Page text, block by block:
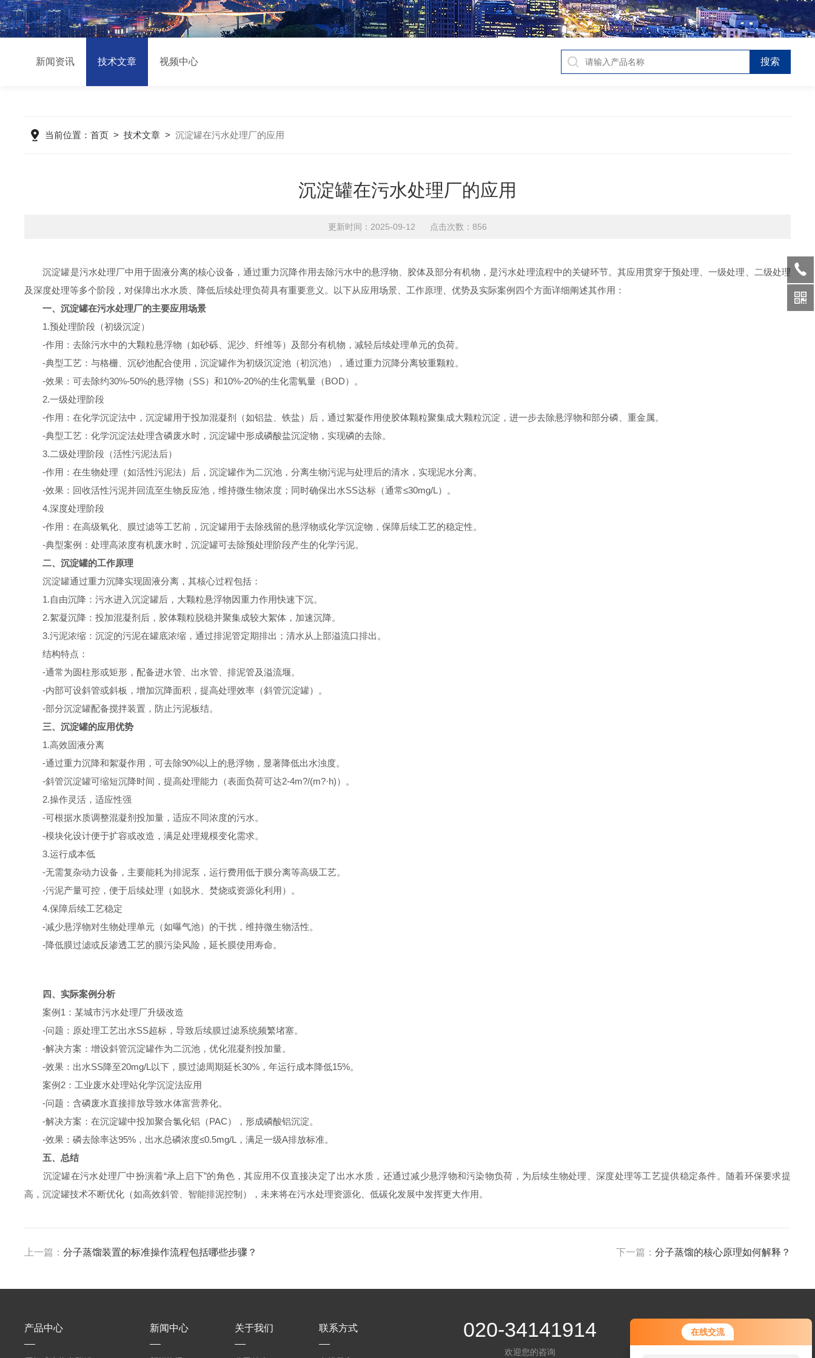
在线交流
您好！欢迎前来咨询，很高兴为您
服务，请问您要咨询什么问题呢？
新闻资讯 技术文章 视频中心
当前位置：首页 >技术文章 >沉淀罐在污水处理厂的应用
沉淀罐在污水处理厂的应用
更新时间：2025-09-12 点击次数：856
沉淀罐是污水处理厂中用于固液分离的核心设备，通过重力沉降作用去除污水中的悬浮物、胶体及部分有机物，是污水处理流程中的关键环节。其应用贯穿于预处理、一级处理、二级处理
及深度处理等多个阶段，对保障出水水质、降低后续处理负荷具有重要意义。以下从应用场景、工作原理、优势及实际案例四个方面详细阐述其作用：
一、沉淀罐在污水处理厂的主要应用场景
1.预处理阶段（初级沉淀）
-作用：去除污水中的大颗粒悬浮物（如砂砾、泥沙、纤维等）及部分有机物，减轻后续处理单元的负荷。
-典型工艺：与格栅、沉砂池配合使用，沉淀罐作为初级沉淀池（初沉池），通过重力沉降分离较重颗粒。
-效果：可去除约30%-50%的悬浮物（SS）和10%-20%的生化需氧量（BOD）。
2.一级处理阶段
-作用：在化学沉淀法中，沉淀罐用于投加混凝剂（如铝盐、铁盐）后，通过絮凝作用使胶体颗粒聚集成大颗粒沉淀，进一步去除悬浮物和部分磷、重金属。
-典型工艺：化学沉淀法处理含磷废水时，沉淀罐中形成磷酸盐沉淀物，实现磷的去除。
3.二级处理阶段（活性污泥法后）
-作用：在生物处理（如活性污泥法）后，沉淀罐作为二沉池，分离生物污泥与处理后的清水，实现泥水分离。
-效果：回收活性污泥并回流至生物反应池，维持微生物浓度；同时确保出水SS达标（通常≤30mg/L）。
4.深度处理阶段
-作用：在高级氧化、膜过滤等工艺前，沉淀罐用于去除残留的悬浮物或化学沉淀物，保障后续工艺的稳定性。
-典型案例：处理高浓度有机废水时，沉淀罐可去除预处理阶段产生的化学污泥。
二、沉淀罐的工作原理
沉淀罐通过重力沉降实现固液分离，其核心过程包括：
1.自由沉降：污水进入沉淀罐后，大颗粒悬浮物因重力作用快速下沉。
2.絮凝沉降：投加混凝剂后，胶体颗粒脱稳并聚集成较大絮体，加速沉降。
3.污泥浓缩：沉淀的污泥在罐底浓缩，通过排泥管定期排出；清水从上部溢流口排出。
结构特点：
-通常为圆柱形或矩形，配备进水管、出水管、排泥管及溢流堰。
-内部可设斜管或斜板，增加沉降面积，提高处理效率（斜管沉淀罐）。
-部分沉淀罐配备搅拌装置，防止污泥板结。
三、沉淀罐的应用优势
1.高效固液分离
-通过重力沉降和絮凝作用，可去除90%以上的悬浮物，显著降低出水浊度。
-斜管沉淀罐可缩短沉降时间，提高处理能力（表面负荷可达2-4m?/(m?·h)）。
2.操作灵活，适应性强
-可根据水质调整混凝剂投加量，适应不同浓度的污水。
-模块化设计便于扩容或改造，满足处理规模变化需求。
3.运行成本低
-无需复杂动力设备，主要能耗为排泥泵，运行费用低于膜分离等高级工艺。
-污泥产量可控，便于后续处理（如脱水、焚烧或资源化利用）。
4.保障后续工艺稳定
-减少悬浮物对生物处理单元（如曝气池）的干扰，维持微生物活性。
-降低膜过滤或反渗透工艺的膜污染风险，延长膜使用寿命。
四、实际案例分析
案例1：某城市污水处理厂升级改造
-问题：原处理工艺出水SS超标，导致后续膜过滤系统频繁堵塞。
-解决方案：增设斜管沉淀罐作为二沉池，优化混凝剂投加量。
-效果：出水SS降至20mg/L以下，膜过滤周期延长30%，年运行成本降低15%。
案例2：工业废水处理站化学沉淀法应用
-问题：含磷废水直接排放导致水体富营养化。
-解决方案：在沉淀罐中投加聚合氯化铝（PAC），形成磷酸铝沉淀。
-效果：磷去除率达95%，出水总磷浓度≤0.5mg/L，满足一级A排放标准。
五、总结
沉淀罐在污水处理厂中扮演着“承上启下”的角色，其应用不仅直接决定了出水水质，还通过减少悬浮物和污染物负荷，为后续生物处理、深度处理等工艺提供稳定条件。随着环保要求提
高，沉淀罐技术不断优化（如高效斜管、智能排泥控制），未来将在污水处理资源化、低碳化发展中发挥更大作用。
上一篇：分子蒸馏装置的标准操作流程包括哪些步骤？ 下一篇： 分子蒸馏的核心原理如何解释？
产品中心 新闻中心 关于我们 联系方式 020-34141914
欢迎您的咨询